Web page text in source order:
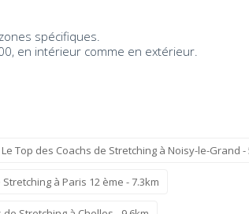
spécifiques.
en intérieur comme en extérieur.
Le Top des Coachs de Stretching à Noisy-le-Grand -
à Paris 12 ème - 7.3km